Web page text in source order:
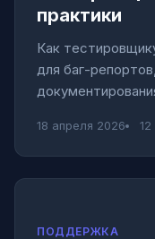
практики
Как
для баг-
18 апреля 2026
ПОДДЕРЖКА